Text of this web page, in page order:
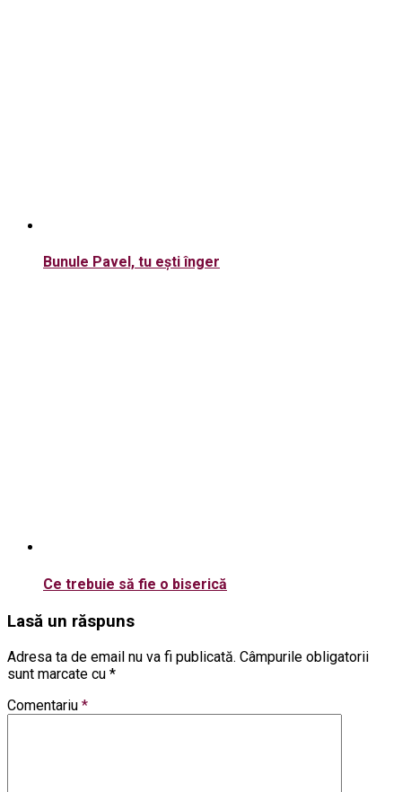
Bunule Pavel, tu ești înger
Ce trebuie să fie o biserică
Lasă un răspuns
Adresa ta de email nu va fi publicată. Câmpurile obligatorii
sunt marcate cu *
Comentariu *